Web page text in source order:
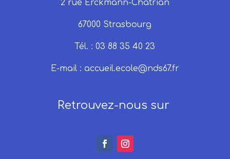
2 rue Erckmann-Chatrian
67000 Strasbourg
Tél. : 03 88 35 40 23
E-mail : accueil.ecole@nds67.fr
Retrouvez-nous sur